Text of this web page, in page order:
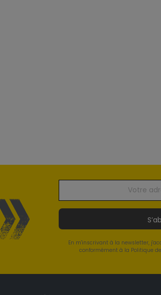
En m'inscrivant à la newsletter,
conformément à la Politique